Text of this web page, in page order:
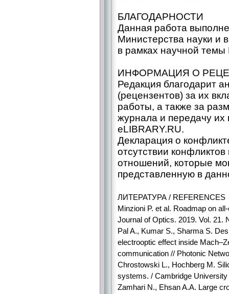
БЛАГОДАРНОСТИ
Данная работа
Министерства науки и
в рамках научной
ИНФОРМАЦИЯ О
Редакция благодарит
(рецензентов) за их
работы, а также за
журнала и передачу
eLIBRARY.RU.
Декларация о
отсутствии
отношений, которые
представленную в
ЛИТЕРАТУРА / REFERENCES
Minzioni P. et al. Roadmap on
Journal of Optics. 2019. Vol. 21.
Pal A., Kumar S., Sharma S.
electrooptic effect inside
communication // Photonic
Chrostowski L., Hochberg M.
systems. / Cambridge
Zamhari N., Ehsan A.A. Large